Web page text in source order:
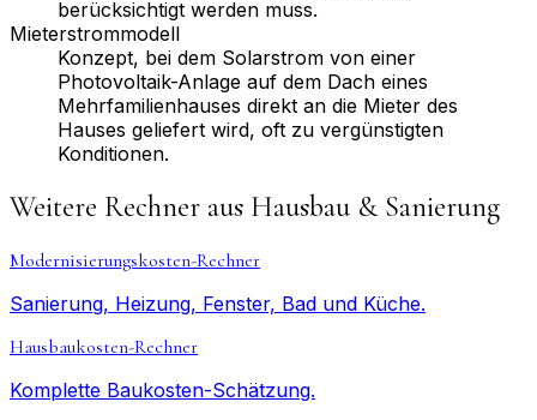
berücksichtigt werden muss.
Mieterstrommodell
Konzept, bei dem Solarstrom von einer
Photovoltaik-Anlage auf dem Dach eines
Mehrfamilienhauses direkt an die Mieter des
Hauses geliefert wird, oft zu vergünstigten
Konditionen.
Weitere Rechner aus Hausbau & Sanierung
Modernisierungskosten-Rechner
Sanierung, Heizung, Fenster, Bad und Küche.
Hausbaukosten-Rechner
Komplette Baukosten-Schätzung.